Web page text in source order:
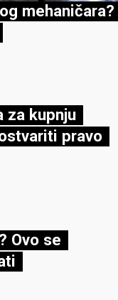
mehaničara?
za kupnju
pravo
Ovo se